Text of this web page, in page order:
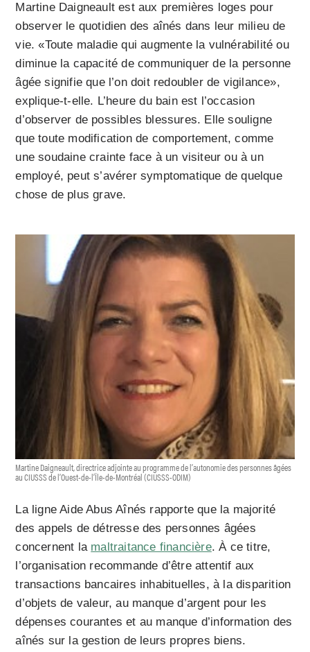
Martine Daigneault est aux premières loges pour
observer le quotidien des aînés dans leur milieu de
vie. «Toute maladie qui augmente la vulnérabilité ou
diminue la capacité de communiquer de la personne
âgée signifie que l’on doit redoubler de vigilance»,
explique-t-elle. L’heure du bain est l’occasion
d’observer de possibles blessures. Elle souligne
que toute modification de comportement, comme
une soudaine crainte face à un visiteur ou à un
employé, peut s’avérer symptomatique de quelque
chose de plus grave.
Martine Daigneault, directrice adjointe au programme de l’autonomie des personnes âgées
au CIUSSS de l’Ouest-de-l’Île-de-Montréal (CIUSSS-ODIM)
La ligne Aide Abus Aînés rapporte que la majorité
des appels de détresse des personnes âgées
concernent la maltraitance financière. À ce titre,
l’organisation recommande d’être attentif aux
transactions bancaires inhabituelles, à la disparition
d’objets de valeur, au manque d’argent pour les
dépenses courantes et au manque d’information des
aînés sur la gestion de leurs propres biens.